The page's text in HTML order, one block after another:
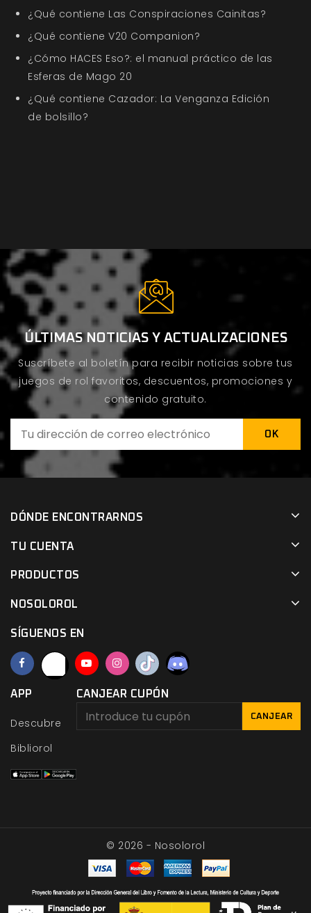
¿Qué contiene Las Conspiraciones Cainitas?
¿Qué contiene V20 Companion?
¿Cómo HACES Eso?: el manual práctico de las
Esferas de Mago 20
¿Qué contiene Cazador: La Venganza Edición
de bolsillo?
ÚLTIMAS NOTICIAS Y ACTUALIZACIONES
Suscríbete al boletín para recibir noticias sobre tus
juegos de rol favoritos, descuentos, promociones y
contenido gratuito.
DÓNDE ENCONTRARNOS
TU CUENTA
PRODUCTOS
NOSOLOROL
SÍGUENOS EN
APP
Descubre
Bibliorol
CANJEAR CUPÓN
CANJEAR
© 2026 - Nosolorol